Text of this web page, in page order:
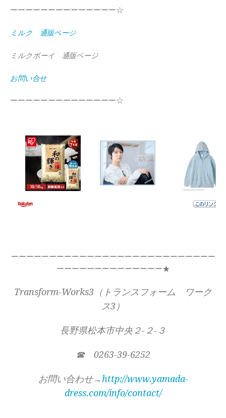
ーーーーーーーーーーーーーー☆
ミルク 通販ページ
ミルクボーイ 通販ページ
お問い合せ
ーーーーーーーーーーーーーー☆
ーーーーーーーーーーーーーーーーーーーーーーーーーーー
ーーーーーーーーーーーーーー★
Transform-Works3（トランスフォーム ワーク
ス3）
長野県松本市中央２-２-３
☎ 0263-39-6252
お問い合わせ→http://www.yamada-
dress.com/info/contact/